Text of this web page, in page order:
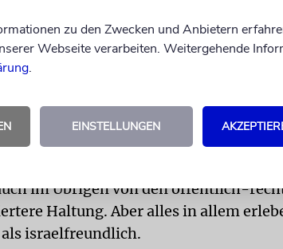
UN-Botschafter, Christoph Heusgen,
Bulldozern verglichen.
im Übrigen von den öffentlich-
Haltung. Aber alles in allem
israelfreundlich.
zu den Zwecken und Anbietern
Webseite verarbeiten. Weitergehende
.
EINSTELLUNGEN